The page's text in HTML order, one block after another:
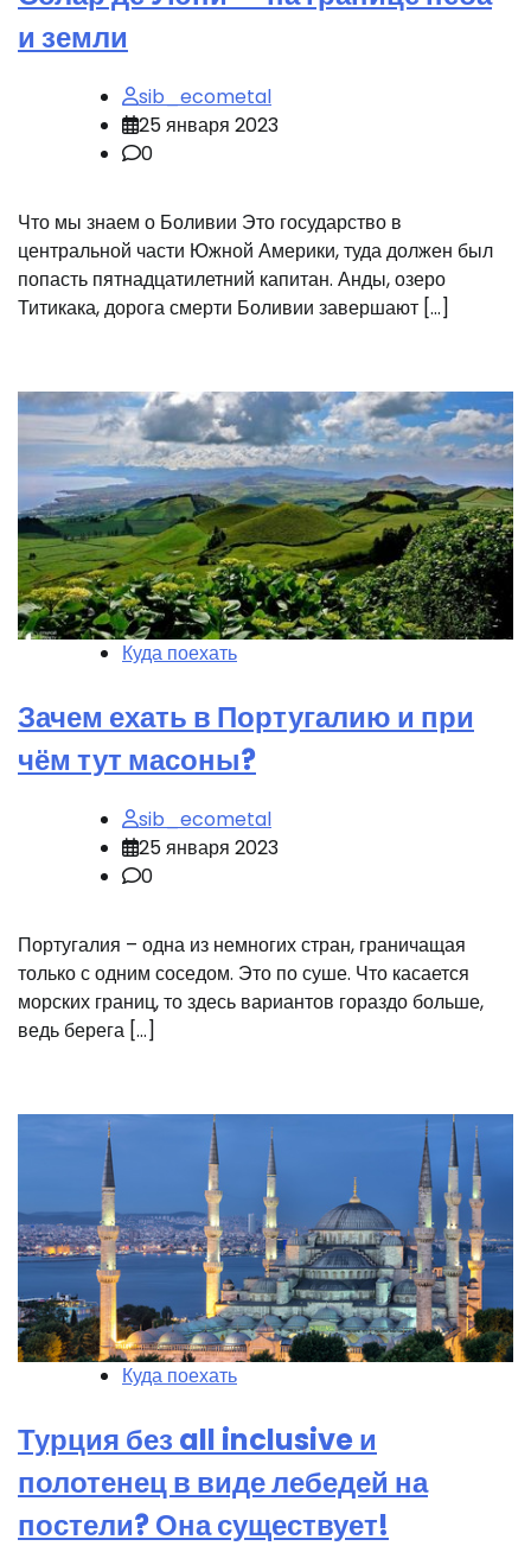
и земли
sib_ecometal
25 января 2023
0
Что мы знаем о Боливии Это государство в
центральной части Южной Америки, туда должен был
попасть пятнадцатилетний капитан. Анды, озеро
Титикака, дорога смерти Боливии завершают […]
Куда поехать
Зачем ехать в Португалию и при
чём тут масоны?
sib_ecometal
25 января 2023
0
Португалия – одна из немногих стран, граничащая
только с одним соседом. Это по суше. Что касается
морских границ, то здесь вариантов гораздо больше,
ведь берега […]
Куда поехать
Турция без all inclusive и
полотенец в виде лебедей на
постели? Она существует!